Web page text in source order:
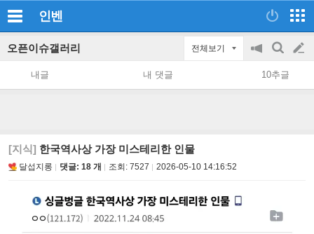
인벤
오픈이슈갤러리 전체보기
공
지
on/off
검
색
글
쓰
내글 내 댓글 10추글
[지식] 한국역사상 가장 미스테리한 인물
달섭지롱 댓글: 18 개 조회: 7527 2026-05-10 14:16:52